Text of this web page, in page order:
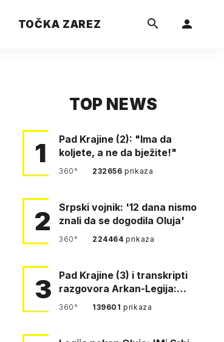
TOČKA ZAREZ
TOP NEWS
1
Pad Krajine (2): "Ima da
koljete, a ne da bježite!"
360° 232656prikaza
2
Srpski vojnik: '12 dana nismo
znali da se dogodila Oluja'
360° 224464prikaza
3
Pad Krajine (3) i transkripti
razgovora Arkan-Legija:
'Čujem, prelazite ustašam…
360° 139601prikaza